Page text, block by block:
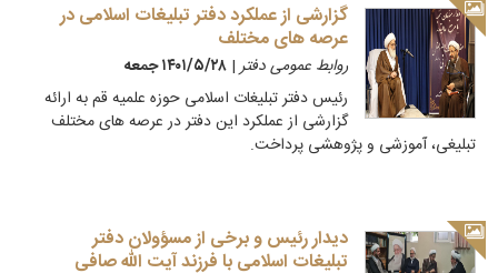
گزارشی از عملکرد دفتر تبلیغات اسلامی در
عرصه های مختلف
روابط عمومی دفتر| ۱۴۰۱/۵/۲۸ جمعه
رئیس دفتر تبلیغات اسلامی حوزه علمیه قم به ارائه
گزارشی از عملکرد این دفتر در عرصه های مختلف
تبلیغی، آموزشی و پژوهشی پرداخت.
دیدار رئیس و برخی از مسؤولان دفتر
تبلیغات اسلامی با فرزند آیت الله صافی